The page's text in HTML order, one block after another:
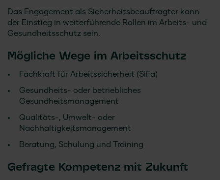
Das Engagement als Sicherheitsbeauftragter kann
der Einstieg in weiterführende Rollen im Arbeits- und
Gesundheitsschutz sein.
Mögliche Wege im Arbeitsschutz
Fachkraft für Arbeitssicherheit (SiFa)
Gesundheits- oder betriebliches
Gesundheitsmanagement
Qualitäts-, Umwelt- oder
Nachhaltigkeitsmanagement
Beratung, Schulung und Training
Gefragte Kompetenz mit Zukunft